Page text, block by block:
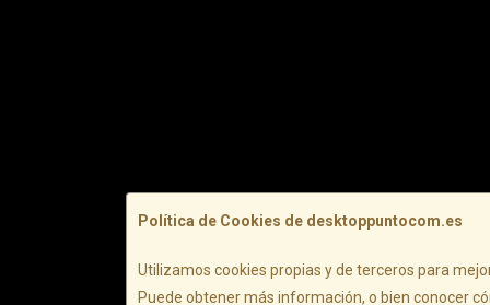
Política de Cookies de desktoppuntocom.es
Utilizamos cookies propias y de terceros para
Puede obtener más información, o bien conocer